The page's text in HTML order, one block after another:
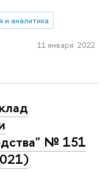
и аналитика
11 января 2022
№ 151